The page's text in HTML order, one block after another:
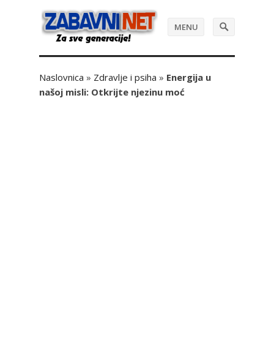
MENU
Naslovnica » Zdravlje i psiha » Energija u
našoj misli: Otkrijte njezinu moć